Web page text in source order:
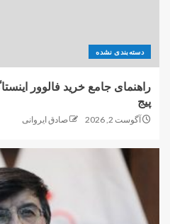
دسته‌بندی نشده
راهنمای جامع خرید فالوور
پیج
آگوست 2, 2026 صادق ایروانی